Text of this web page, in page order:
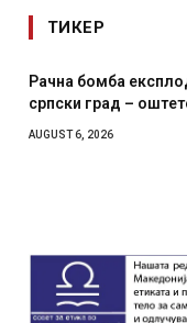
ТИКЕР
експлодира пред
– оштетени